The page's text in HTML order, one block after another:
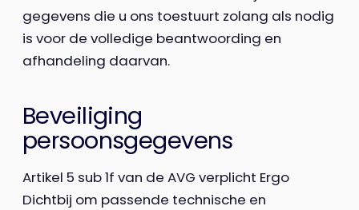
gegevens die u ons toestuurt zolang als nodig
is voor de volledige beantwoording en
afhandeling daarvan.
Beveiliging
persoonsgegevens
Artikel 5 sub 1f van de AVG verplicht Ergo
Dichtbij om passende technische en